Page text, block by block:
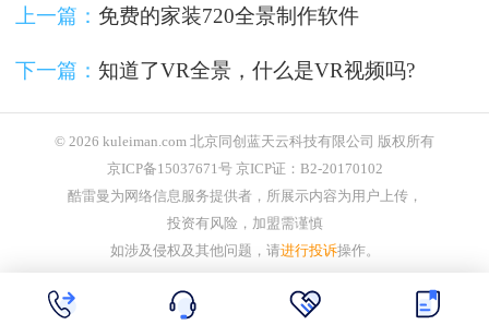
上一篇： 免费的家装720全景制作软件
下一篇： 知道了VR全景，什么是VR视频吗?
© 2026 kuleiman.com 北京同创蓝天云科技有限公司 版权所有
京ICP备15037671号 京ICP证：B2-20170102
酷雷曼为网络信息服务提供者，所展示内容为用户上传，
投资有风险，加盟需谨慎
如涉及侵权及其他问题，请进行投诉操作。